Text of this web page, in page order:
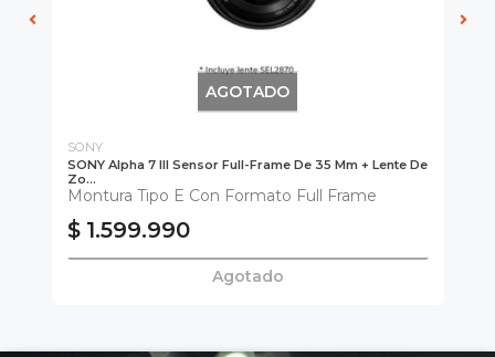
AGOTADO
SONY
SONY Alpha 7 III Sensor Full-Frame De 35 Mm + Lente De
Zo...
Montura Tipo E Con Formato Full Frame
$ 1.599.990
Agotado